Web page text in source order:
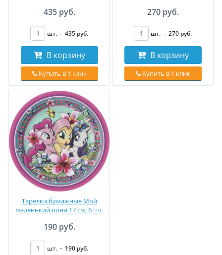
435 руб.
шт. – 435 руб.
В корзину
Купить в 1 клик
270 руб.
шт. – 270 руб.
В корзину
Купить в 1 клик
Тарелки бумажные Мой
маленький пони 17 см, 6 шт.
190 руб.
шт. – 190 руб.